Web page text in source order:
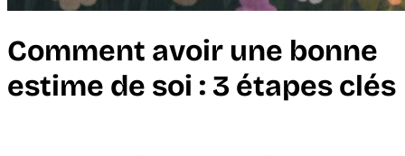
Comment avoir une bonne
estime de soi : 3 étapes clés